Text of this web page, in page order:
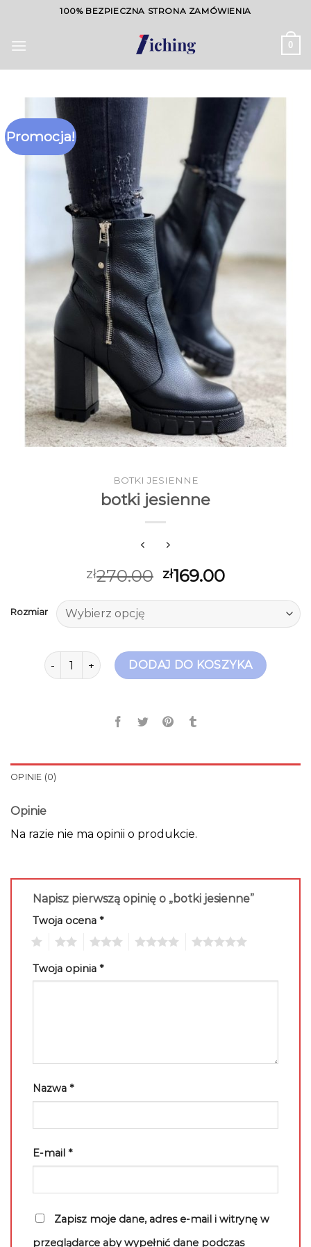
content
100% BEZPIECZNA STRONA ZAMÓWIENIA
0
Promocja!
BOTKI JESIENNE
botki jesienne
zł270.00 zł169.00
Rozmiar
ilość botki jesienneDODAJ DO KOSZYKA
OPINIE (0)
Opinie
Na razie nie ma opinii o produkcie.
Napisz pierwszą opinię o „botki jesienne”
Twoja ocena *
Twoja opinia *
Nazwa *
E-mail *
Zapisz moje dane, adres e-mail i witrynę w
przeglądarce aby wypełnić dane podczas